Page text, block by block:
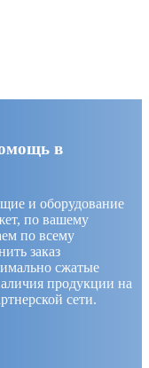
в
и оборудование
по вашему
по всему
заказ
сжатые
продукции на
сети.